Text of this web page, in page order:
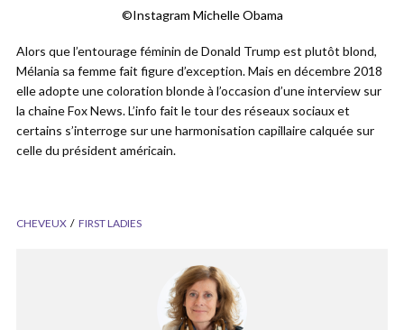
©Instagram Michelle Obama
Alors que l’entourage féminin de Donald Trump est plutôt blond,
Mélania sa femme fait figure d’exception. Mais en décembre 2018
elle adopte une coloration blonde à l’occasion d’une interview sur
la chaine Fox News. L’info fait le tour des réseaux sociaux et
certains s’interroge sur une harmonisation capillaire calquée sur
celle du président américain.
CHEVEUX FIRST LADIES